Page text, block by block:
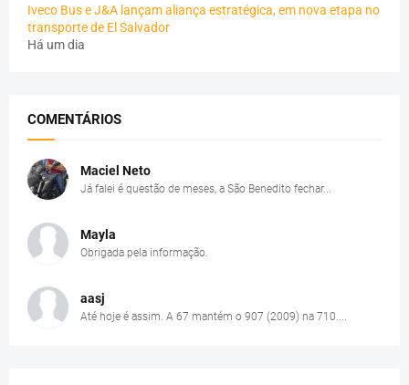
Iveco Bus e J&A lançam aliança estratégica, em nova etapa no
transporte de El Salvador
Há um dia
COMENTÁRIOS
Maciel Neto
Já falei é questão de meses, a São Benedito fechar...
Mayla
Obrigada pela informação.
aasj
Até hoje é assim. A 67 mantém o 907 (2009) na 710....